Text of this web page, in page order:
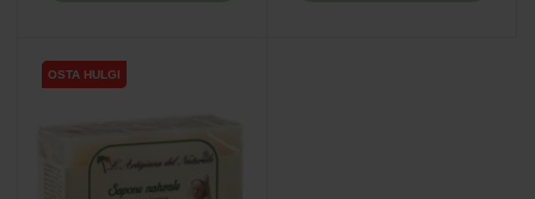
OSTA HULGI
OSTA HULGI
OSTA HULGI